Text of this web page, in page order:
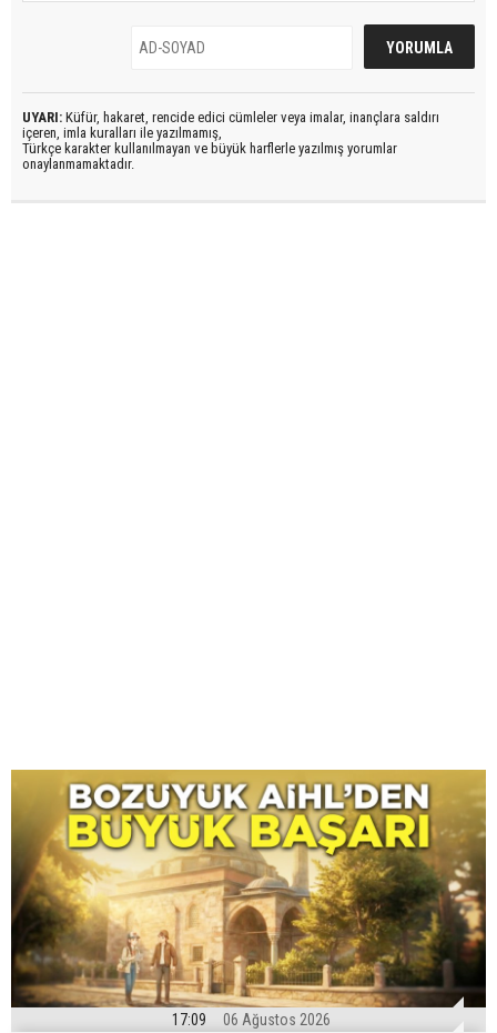
UYARI: Küfür, hakaret, rencide edici cümleler veya imalar, inançlara saldırı
içeren, imla kuralları ile yazılmamış,
Türkçe karakter kullanılmayan ve büyük harflerle yazılmış yorumlar
onaylanmamaktadır.
17:09 06 Ağustos 2026